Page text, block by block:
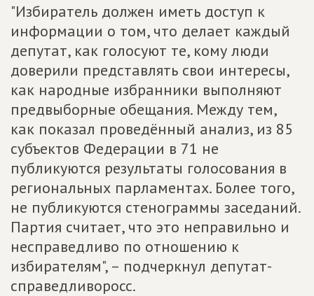
"Избиратель должен иметь доступ к
информации о том, что делает каждый
депутат, как голосуют те, кому люди
доверили представлять свои интересы,
как народные избранники выполняют
предвыборные обещания. Между тем,
как показал проведённый анализ, из 85
субъектов Федерации в 71 не
публикуются результаты голосования в
региональных парламентах. Более того,
не публикуются стенограммы заседаний.
Партия считает, что это неправильно и
несправедливо по отношению к
избирателям", – подчеркнул депутат-
справедливоросс.